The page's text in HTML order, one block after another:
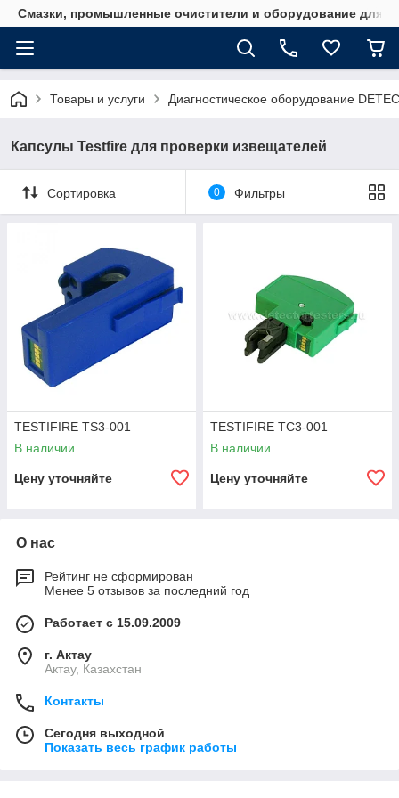
Смазки, промышленные очистители и оборудование для
Товары и услуги Диагностическое оборудование
Капсулы Testfire для проверки извещателей
Сортировка 0 Фильтры
TESTIFIRE TS3-001
В наличии
Цену уточняйте
TESTIFIRE TC3-001
В наличии
Цену уточняйте
О нас
Рейтинг не сформирован
Менее 5 отзывов за последний год
Работает с 15.09.2009
г. Актау
Актау, Казахстан
Контакты
Сегодня выходной
Показать весь график работы